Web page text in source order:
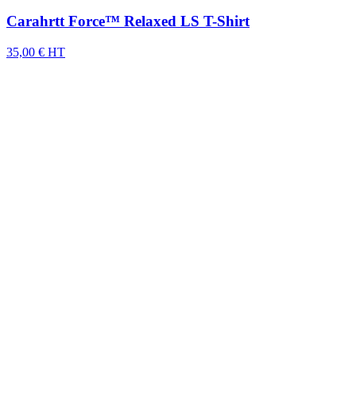
Carahrtt Force™ Relaxed LS T-Shirt
35,00 € HT